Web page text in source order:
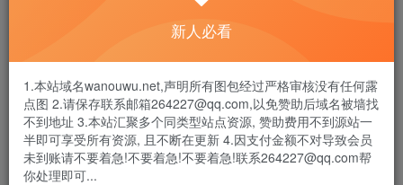
- 遇见解压密码不对、无法解压，请查看
- 资源失效/充值未到账/账号解禁...等问题请《提交工单》
新人必看
1.本站域名wanouwu.net,声明所有图包经过严格审核没有任何露
点图 2.请保存联系邮箱264227@qq.com,以免赞助后域名被墙找
不到地址 3.本站汇聚多个同类型站点资源, 赞助费用不到源站一
半即可享受所有资源, 且不断在更新 4.因支付金额不对导致会员
未到账请不要着急!不要着急!不要着急!联系264227@qq.com帮
你处理即可...